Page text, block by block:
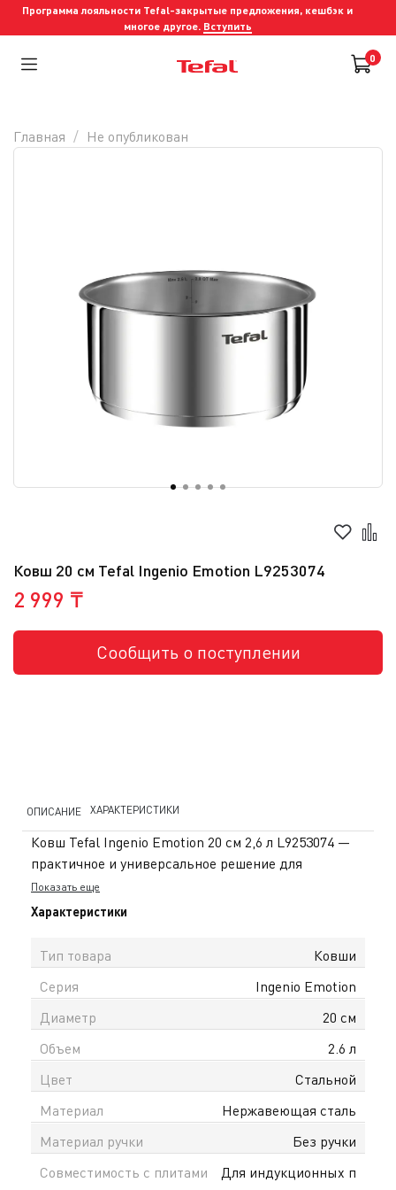
Программа лояльности Tefal-закрытые предложения, кешбэк и
многое другое. Вступить
0
Ковш 20 см Tefal Ingenio Emotion L9253074
2 999 ₸
Сообщить о поступлении
Главная Не опубликован
ОПИСАНИЕ ХАРАКТЕРИСТИКИ
Ковш Tefal Ingenio Emotion 20 см 2,6 л L9253074 —
практичное и универсальное решение для
повседневной готовки. Оптимальный диаметр и
объём делают его удобным для приготовления
выполнен из высококачественной нержавеющей
стали, что обеспечивает прочность, долговечность
и устойчивость к износу. Внутренняя поверхность
легко очищается, а встроенная мерная шкала
помогает точно отмерять ингредиенты во время
приготовления. Главная особенность серии Ingenio
Emotion — съёмная ручка, которая делает ковш
максимально функциональным. Он удобно
хранится, занимает минимум места, а также может
использоваться в духовке и холодильнике,
приготовления и хранения. Ковш подходит для
Показать еще
Характеристики
Тип товара
Ковши
Серия
Ingenio Emotion
Диаметр
20 см
Объем
2.6 л
Цвет
Стальной
Материал
Нержавеющая сталь
Материал ручки
Без ручки
Совместимость с плитами
Для индукционных п